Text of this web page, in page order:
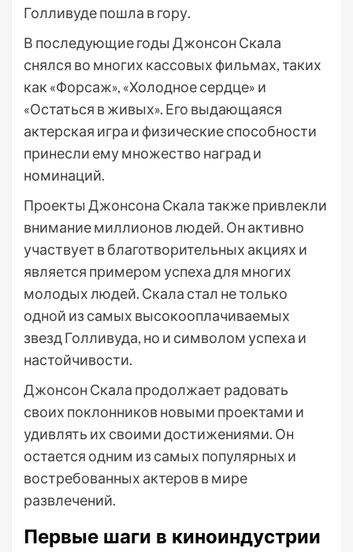
Голливуде пошла в гору.
В последующие годы Джонсон Скала
снялся во многих кассовых фильмах, таких
как «Форсаж», «Холодное сердце» и
«Остаться в живых». Его выдающаяся
актерская игра и физические способности
принесли ему множество наград и
номинаций.
Проекты Джонсона Скала также привлекли
внимание миллионов людей. Он активно
участвует в благотворительных акциях и
является примером успеха для многих
молодых людей. Скала стал не только
одной из самых высокооплачиваемых
звезд Голливуда, но и символом успеха и
настойчивости.
Джонсон Скала продолжает радовать
своих поклонников новыми проектами и
удивлять их своими достижениями. Он
остается одним из самых популярных и
востребованных актеров в мире
развлечений.
Первые шаги в киноиндустрии